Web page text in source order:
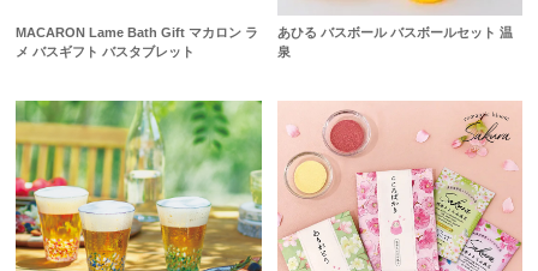
MACARON Lame Bath Gift マカロン ラ
メ バスギフト バスタブレット
あひる バスボール バスボールセット 温
泉